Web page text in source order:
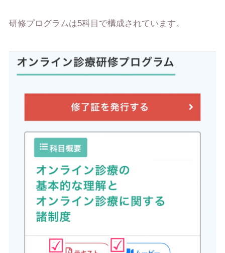
研修プログラムは5科目で構成されています。